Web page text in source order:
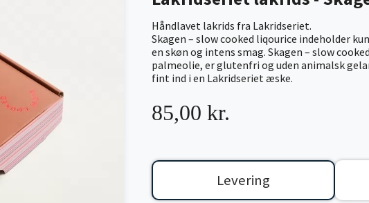
Håndlavet lakrids fra Lakridseriet.
Skagen – slow cooked liqourice indeholder
en skøn og intens smag. Skagen – slow
palmeolie, er glutenfri og uden animalsk
fint ind i en Lakridseriet æske.
85,00 kr.
Levering